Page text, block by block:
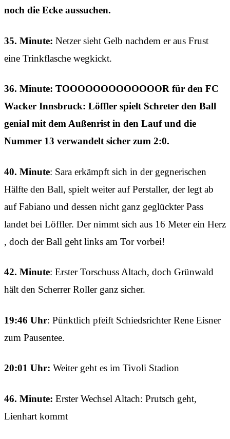
noch die Ecke aussuchen.
35. Minute: Netzer sieht Gelb nachdem er aus Frust
eine Trinkflasche wegkickt.
36. Minute: TOOOOOOOOOOOOOR für den FC
Wacker Innsbruck: Löffler spielt Schreter den Ball
genial mit dem Außenrist in den Lauf und die
Nummer 13 verwandelt sicher zum 2:0.
40. Minute: Sara erkämpft sich in der gegnerischen
Hälfte den Ball, spielt weiter auf Perstaller, der legt ab
auf Fabiano und dessen nicht ganz geglückter Pass
landet bei Löffler. Der nimmt sich aus 16 Meter ein Herz
, doch der Ball geht links am Tor vorbei!
42. Minute: Erster Torschuss Altach, doch Grünwald
hält den Scherrer Roller ganz sicher.
19:46 Uhr: Pünktlich pfeift Schiedsrichter Rene Eisner
zum Pausentee.
20:01 Uhr: Weiter geht es im Tivoli Stadion
46. Minute: Erster Wechsel Altach: Prutsch geht,
Lienhart kommt